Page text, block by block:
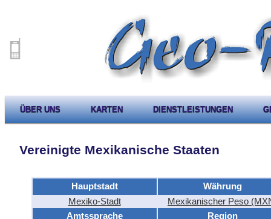
ÜBER UNS KARTEN DIENSTLEISTUNGEN
Vereinigte Mexikanische Staaten
Hauptstadt
Währung
Mexiko-Stadt
Mexikanischer Peso
Amtssprache
Region